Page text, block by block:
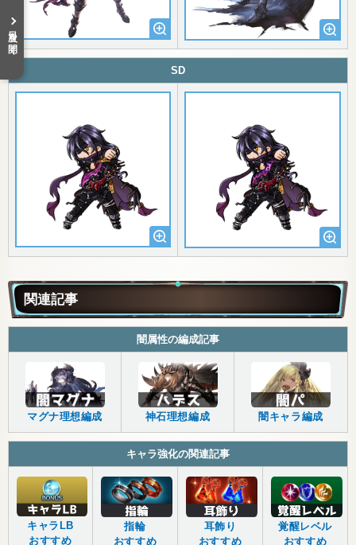
SD
関連記事
闇属性の編成記事
マグナ理想編成 神石理想編成 闇キャラ編成
キャラ強化の関連記事
キャラLB
おすすめ
指輪
おすすめ
耳飾り
おすすめ
覚醒レベル
おすすめ
目次を開く